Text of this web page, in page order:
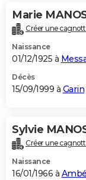
Marie
Créer une
Naissance
01/12/1925 à
Décès
15/09/1999 à Garin
Sylvie
Créer une
Naissance
16/01/1966 à